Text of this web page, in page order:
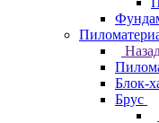
Блок-
Брус